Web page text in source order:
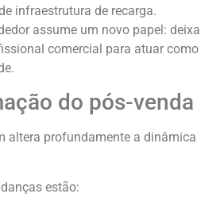
infraestrutura de recarga.
assume um novo papel: deixa
comercial para atuar como
do pós-venda
altera profundamente a dinâmica
estão: